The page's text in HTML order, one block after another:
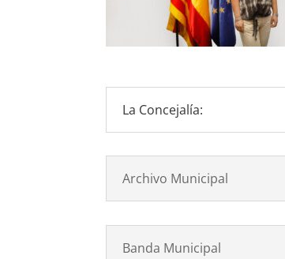
La Concejalía:
Archivo Municipal
Banda Municipal